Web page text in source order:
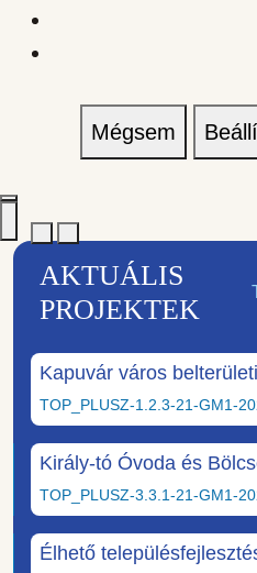
Mégsem
AKTUÁLIS
PROJEKTEK
Kapuvár város
TOP_PLUSZ-1.2.3-21-GM1-
Király-tó Óvoda és
TOP_PLUSZ-3.3.1-21-GM1-
Élhető